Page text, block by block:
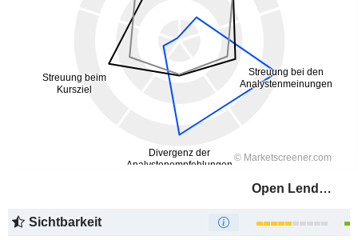
Open Lending Corporation
Sichtbarkeit